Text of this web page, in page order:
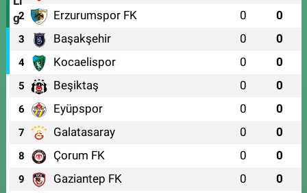
2 Erzurumspor FK 0 0
3 Başakşehir 0 0
4 Kocaelispor 0 0
5 Beşiktaş 0 0
6 Eyüpspor 0 0
7 Galatasaray 0 0
8 Çorum FK 0 0
9 Gaziantep FK 0 0